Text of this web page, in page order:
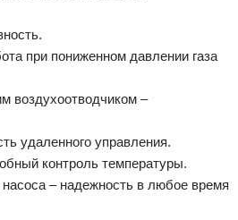
при пониженном давлении газа
воздухоотводчиком –
удаленного управления.
контроль температуры.
– надежность в любое время